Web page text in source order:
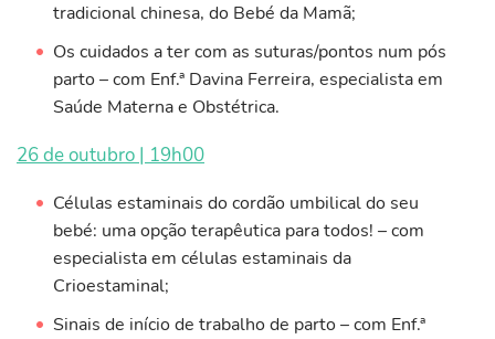
tradicional chinesa, do Bebé da Mamã;
Os cuidados a ter com as suturas/pontos num pós
parto – com Enf.ª Davina Ferreira, especialista em
Saúde Materna e Obstétrica.
26 de outubro | 19h00
Células estaminais do cordão umbilical do seu
bebé: uma opção terapêutica para todos! – com
especialista em células estaminais da
Crioestaminal;
Sinais de início de trabalho de parto – com Enf.ª